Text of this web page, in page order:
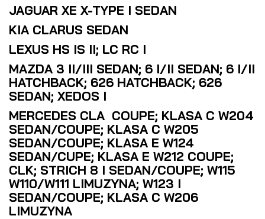
JAGUAR XE X-TYPE I SEDAN
KIA CLARUS SEDAN
LEXUS HS IS II; LC RC I
MAZDA 3 II/III SEDAN; 6 I/II SEDAN; 6 I/II
HATCHBACK; 626 HATCHBACK; 626
SEDAN; XEDOS I
MERCEDES CLA COUPE; KLASA C W204
SEDAN/COUPE; KLASA C W205
SEDAN/COUPE; KLASA E W124
SEDAN/CUPE; KLASA E W212 COUPE;
CLK; STRICH 8 I SEDAN/COUPE; W115
W110/W111 LIMUZYNA; W123 I
SEDAN/COUPE; KLASA C W206
LIMUZYNA